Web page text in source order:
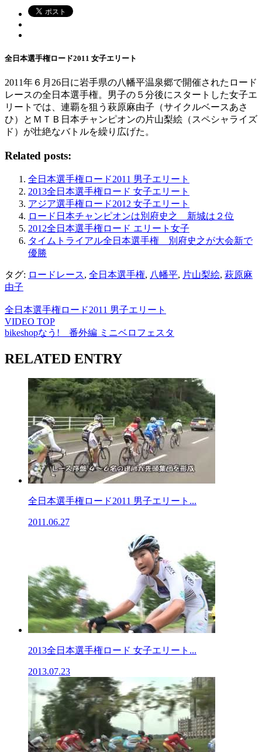
全日本選手権ロード2011 女子エリート
2011年６月26日に岩手県の八幡平温泉郷で開催されたロード
レースの全日本選手権。男子の５分後にスタートした女子エ
リートでは、連覇を狙う萩原麻由子（サイクルベースあさ
ひ）とＭＴＢ日本チャンピオンの片山梨絵（スペシャライズ
ド）が壮絶なバトルを繰り広げた。
Related posts:
全日本選手権ロード2011 男子エリート
2013全日本選手権ロード 女子エリート
アジア選手権ロード2012 女子エリート
ロード日本チャンピオンは別府史之 新城は２位
2012全日本選手権ロード エリート女子
タイムトライアル全日本選手権 別府史之が大会新で
優勝
タグ: ロードレース, 全日本選手権, 八幡平, 片山梨絵, 萩原麻
由子
全日本選手権ロード2011 男子エリート
VIDEO TOP
bikeshopなう! 番外編 ミニベロフェスタ
RELATED ENTRY
全日本選手権ロード2011 男子エリート...
2011.06.27
2013全日本選手権ロード 女子エリート...
2013.07.23